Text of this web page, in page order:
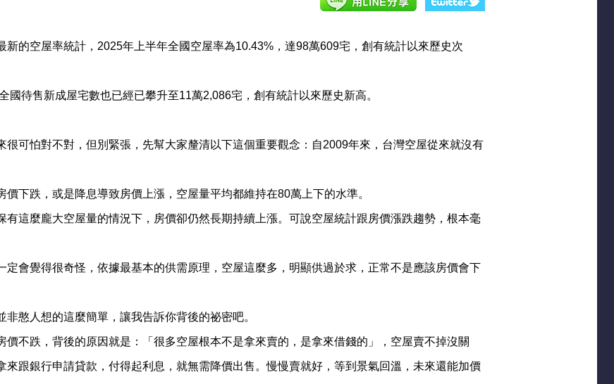
新的空屋率統計，2025年上半年全國空屋率為10.43%，達98萬609宅，創有統計以來歷史次
國待售新成屋宅數也已經已攀升至11萬2,086宅，創有統計以來歷史新高。
很可怕對不對，但別緊張，先幫大家釐清以下這個重要觀念：自2009年來，台灣空屋從來就沒有
價下跌，或是降息導致房價上漲，空屋量平均都維持在80萬上下的水準。
有這麼龐大空屋量的情況下，房價卻仍然長期持續上漲。可說空屋統計跟房價漲跌趨勢，根本毫
定會覺得很奇怪，依據最基本的供需原理，空屋這麼多，明顯供過於求，正常不是應該房價會下
非憨人想的這麼簡單，讓我告訴你背後的祕密吧。
價不跌，背後的原因就是：「很多空屋根本不是拿來賣的，是拿來借錢的」，空屋賣不掉沒關
來跟銀行申請貸款，付得起利息，就無需降價出售。慢慢賣就好，等到景氣回溫，未來還能加價